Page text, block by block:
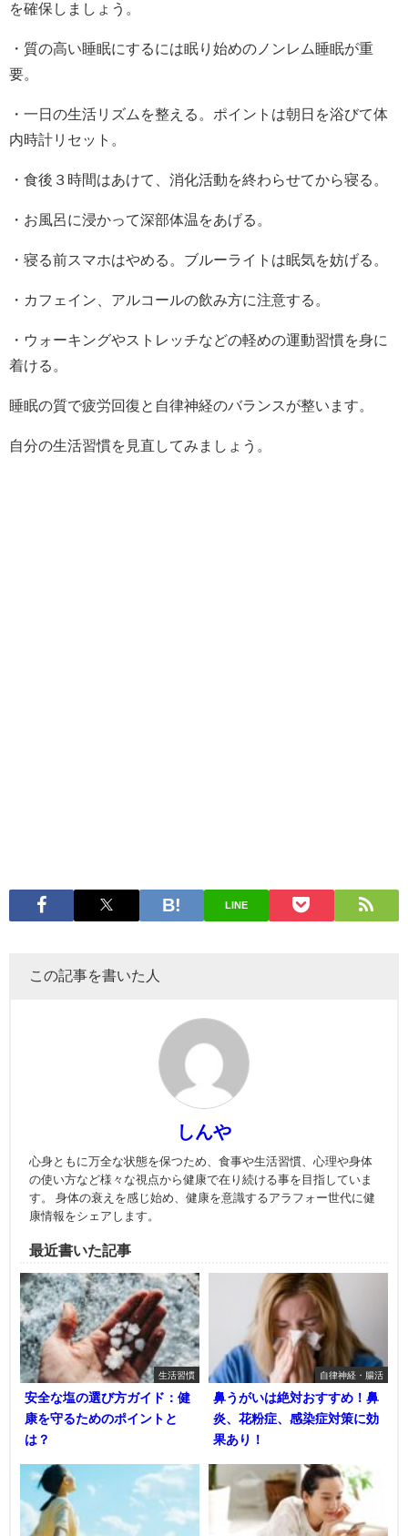
を確保しましょう。
・質の高い睡眠にするには眠り始めのノンレム睡眠が重
要。
・一日の生活リズムを整える。ポイントは朝日を浴びて体
内時計リセット。
・食後３時間はあけて、消化活動を終わらせてから寝る。
・お風呂に浸かって深部体温をあげる。
・寝る前スマホはやめる。ブルーライトは眠気を妨げる。
・カフェイン、アルコールの飲み方に注意する。
・ウォーキングやストレッチなどの軽めの運動習慣を身に
着ける。
睡眠の質で疲労回復と自律神経のバランスが整います。
自分の生活習慣を見直してみましょう。
LINE
この記事を書いた人
しんや
心身ともに万全な状態を保つため、食事や生活習慣、心理や身体
の使い方など様々な視点から健康で在り続ける事を目指していま
す。 身体の衰えを感じ始め、健康を意識するアラフォー世代に健
康情報をシェアします。
最近書いた記事
生活習慣
安全な塩の選び方ガイド：健
康を守るためのポイントと
は？
自律神経・腸活
鼻うがいは絶対おすすめ！鼻
炎、花粉症、感染症対策に効
果あり！